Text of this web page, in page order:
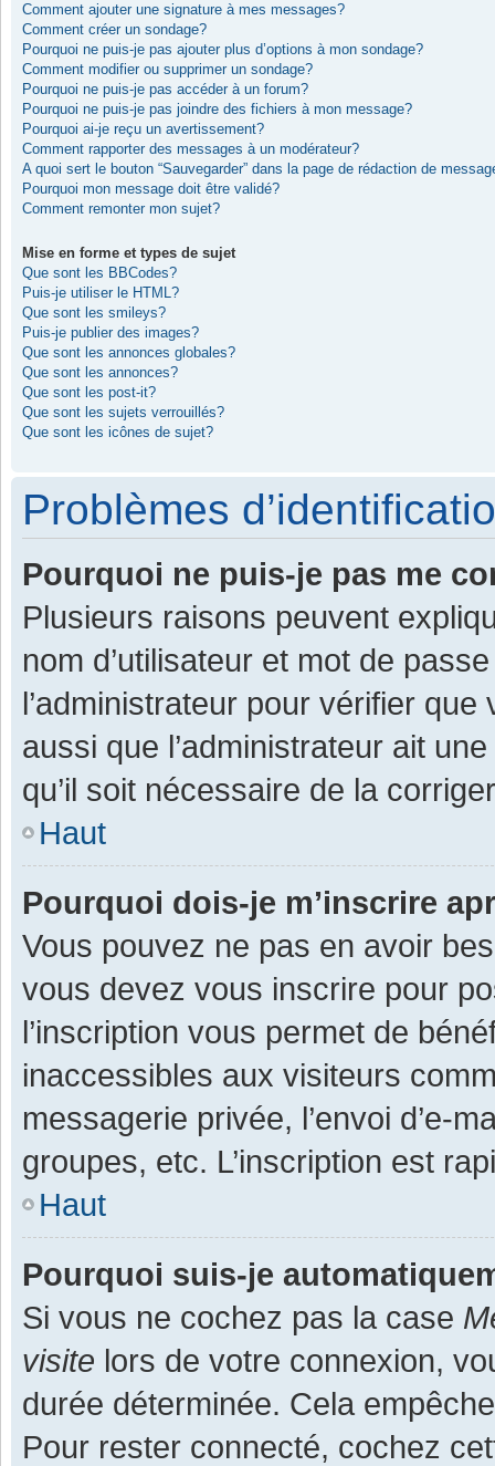
Comment ajouter une signature à mes messages?
Comment créer un sondage?
Pourquoi ne puis-je pas ajouter plus d’options à mon sondage?
Comment modifier ou supprimer un sondage?
Pourquoi ne puis-je pas accéder à un forum?
Pourquoi ne puis-je pas joindre des fichiers à mon message?
Pourquoi ai-je reçu un avertissement?
Comment rapporter des messages à un modérateur?
A quoi sert le bouton “Sauvegarder” dans la page de rédaction de
Pourquoi mon message doit être validé?
Comment remonter mon sujet?
Mise en forme et types de sujet
Que sont les BBCodes?
Puis-je utiliser le HTML?
Que sont les smileys?
Puis-je publier des images?
Que sont les annonces globales?
Que sont les annonces?
Que sont les post-it?
Que sont les sujets verrouillés?
Que sont les icônes de sujet?
Problèmes
Pourquoi ne puis-je pas me
Plusieurs raisons peuvent
nom d’utilisateur et mot de
l’administrateur pour vérifier
aussi que l’administrateur ait
qu’il soit nécessaire de la
Haut
Pourquoi dois-je m’inscrire
Vous pouvez ne pas en avoir
vous devez vous inscrire pour
l’inscription vous permet de
inaccessibles aux visiteurs
messagerie privée, l’envoi d’e-
groupes, etc. L’inscription est
Haut
Pourquoi suis-je
Si vous ne cochez pas la case
visite lors de votre connexion,
durée déterminée. Cela
Pour rester connecté, cochez